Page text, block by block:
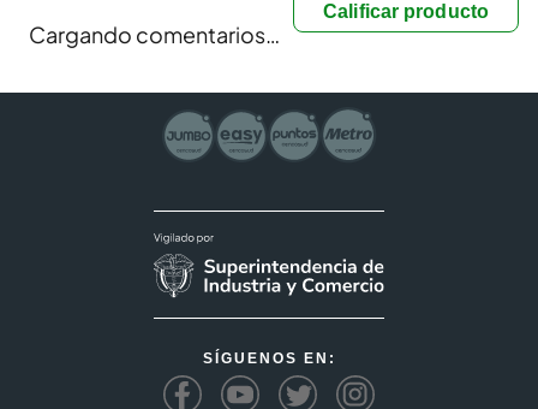
Calificar producto
Cargando comentarios…
SÍGUENOS EN: